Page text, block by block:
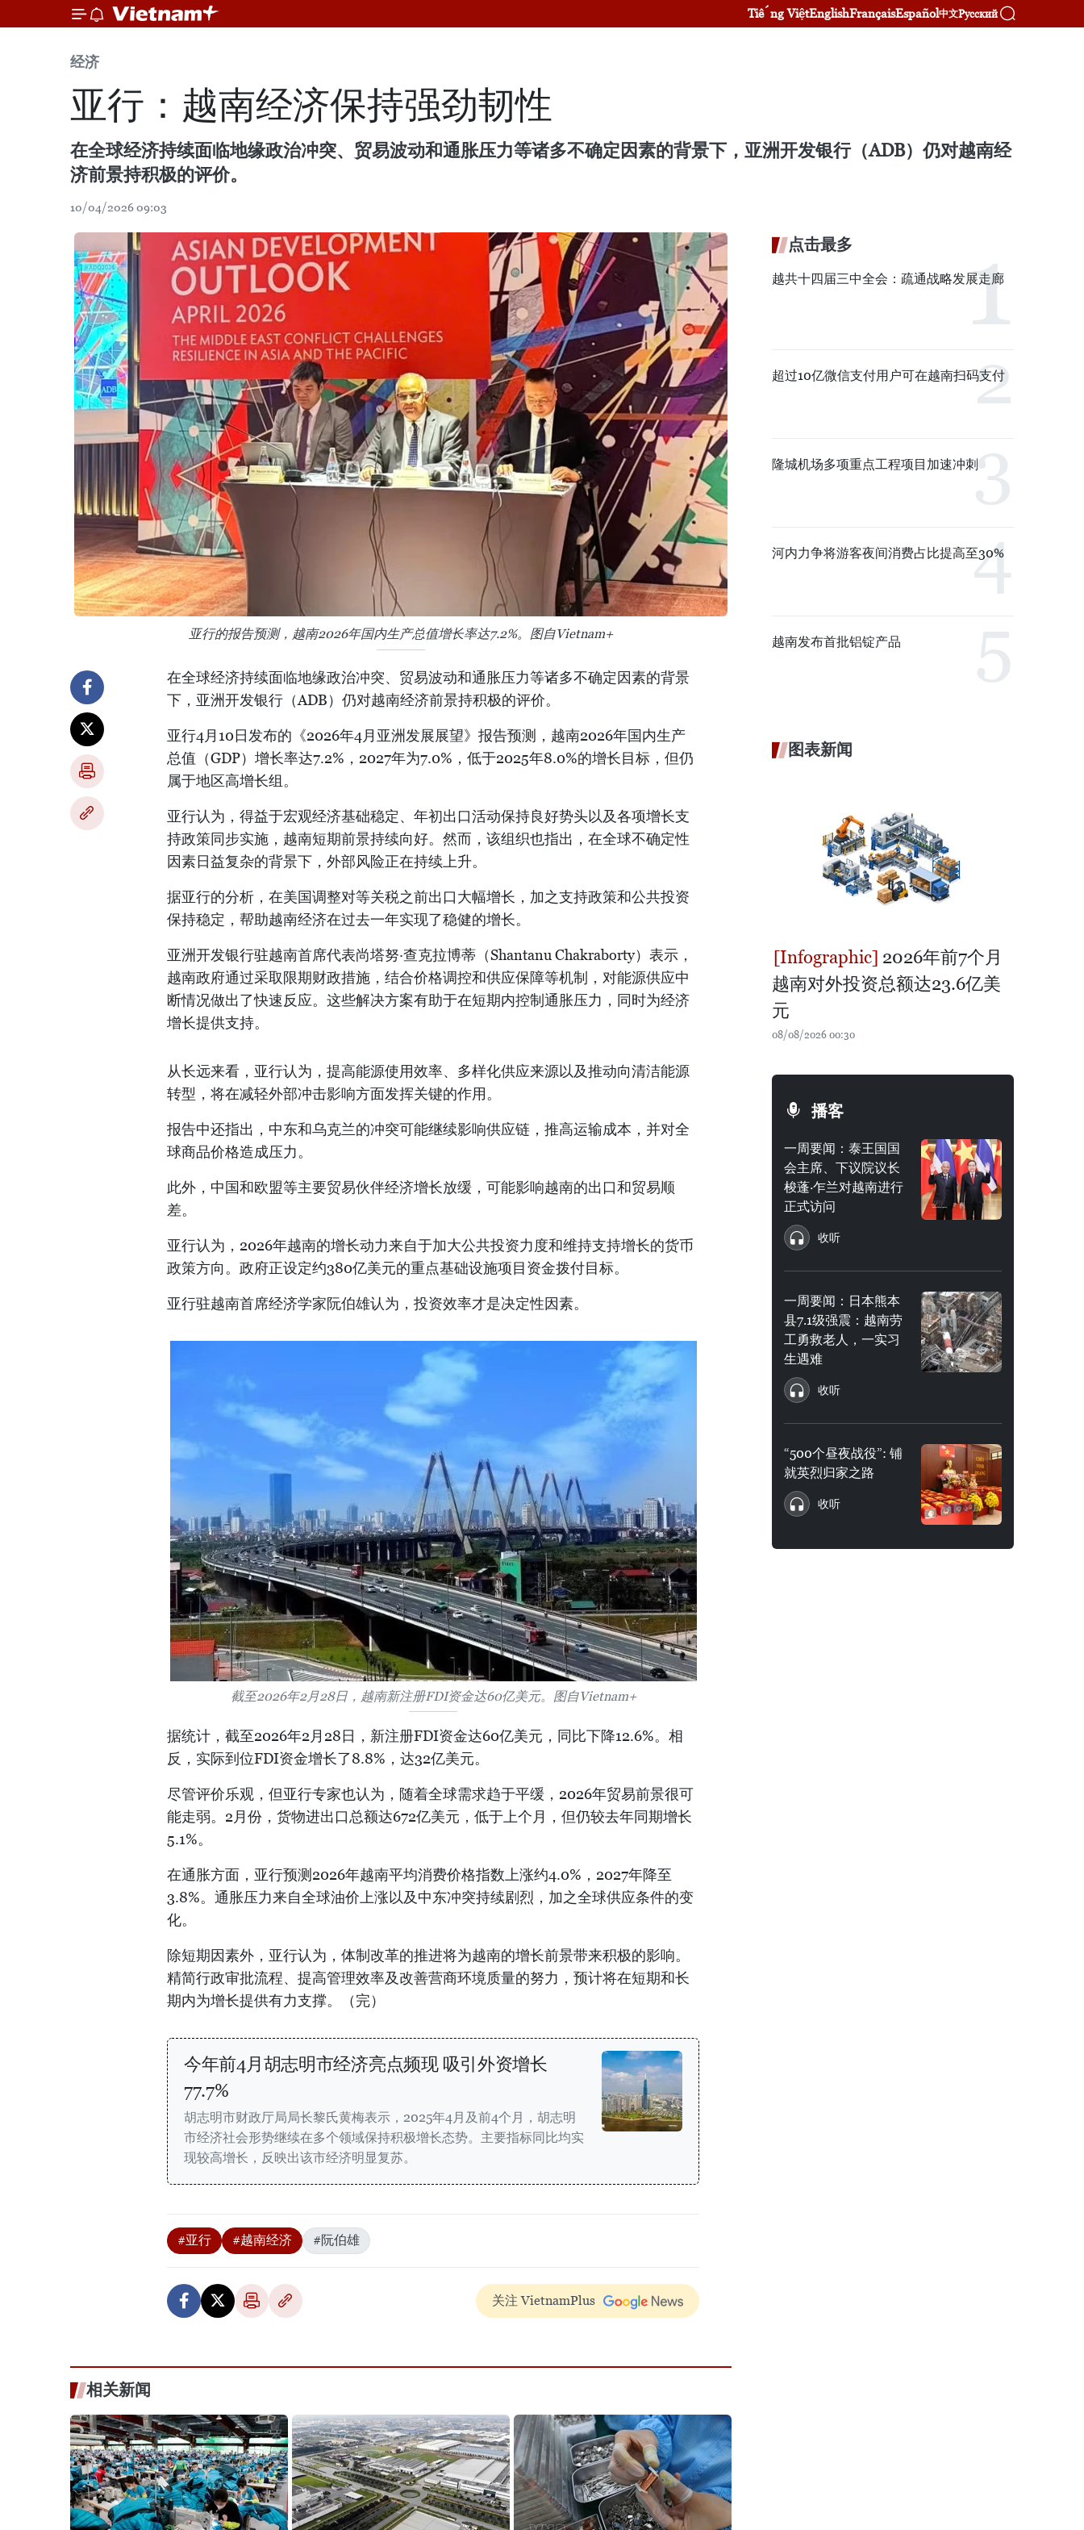
Tiếng ViệtEnglishFrançaisEspañol中文Русский
经济
亚行：越南经济保持强劲韧性
在全球经济持续面临地缘政治冲突、贸易波动和通胀压力等诸多不确定因素的背景下，亚洲开发银行（ADB）仍对越南经
济前景持积极的评价。
10/04/2026 09:03
亚行的报告预测，越南2026年国内生产总值增长率达7.2%。图自Vietnam+
在全球经济持续面临地缘政治冲突、贸易波动和通胀压力等诸多不确定因素的背景
下，亚洲开发银行（ADB）仍对越南经济前景持积极的评价。
亚行4月10日发布的《2026年4月亚洲发展展望》报告预测，越南2026年国内生产
总值（GDP）增长率达7.2%，2027年为7.0%，低于2025年8.0%的增长目标，但仍
属于地区高增长组。
亚行认为，得益于宏观经济基础稳定、年初出口活动保持良好势头以及各项增长支
持政策同步实施，越南短期前景持续向好。然而，该组织也指出，在全球不确定性
因素日益复杂的背景下，外部风险正在持续上升。
据亚行的分析，在美国调整对等关税之前出口大幅增长，加之支持政策和公共投资
保持稳定，帮助越南经济在过去一年实现了稳健的增长。
亚洲开发银行驻越南首席代表尚塔努·查克拉博蒂（Shantanu Chakraborty）表示，
越南政府通过采取限期财政措施，结合价格调控和供应保障等机制，对能源供应中
断情况做出了快速反应。这些解决方案有助于在短期内控制通胀压力，同时为经济
增长提供支持。
从长远来看，亚行认为，提高能源使用效率、多样化供应来源以及推动向清洁能源
转型，将在减轻外部冲击影响方面发挥关键的作用。
报告中还指出，中东和乌克兰的冲突可能继续影响供应链，推高运输成本，并对全
球商品价格造成压力。
此外，中国和欧盟等主要贸易伙伴经济增长放缓，可能影响越南的出口和贸易顺
差。
亚行认为，2026年越南的增长动力来自于加大公共投资力度和维持支持增长的货币
政策方向。政府正设定约380亿美元的重点基础设施项目资金拨付目标。
亚行驻越南首席经济学家阮伯雄认为，投资效率才是决定性因素。
截至2026年2月28日，越南新注册FDI资金达60亿美元。图自Vietnam+
据统计，截至2026年2月28日，新注册FDI资金达60亿美元，同比下降12.6%。相
反，实际到位FDI资金增长了8.8%，达32亿美元。
尽管评价乐观，但亚行专家也认为，随着全球需求趋于平缓，2026年贸易前景很可
能走弱。2月份，货物进出口总额达672亿美元，低于上个月，但仍较去年同期增长
5.1%。
在通胀方面，亚行预测2026年越南平均消费价格指数上涨约4.0%，2027年降至
3.8%。通胀压力来自全球油价上涨以及中东冲突持续剧烈，加之全球供应条件的变
化。
除短期因素外，亚行认为，体制改革的推进将为越南的增长前景带来积极的影响。
精简行政审批流程、提高管理效率及改善营商环境质量的努力，预计将在短期和长
期内为增长提供有力支撑。（完）
今年前4月胡志明市经济亮点频现 吸引外资增长
77.7%
胡志明市财政厅局局长黎氏黄梅表示，2025年4月及前4个月，胡志明
市经济社会形势继续在多个领域保持积极增长态势。主要指标同比均实
现较高增长，反映出该市经济明显复苏。
#亚行 #越南经济 #阮伯雄
关注 VietnamPlus
相关新闻
点击最多
越共十四届三中全会：疏通战略发展走廊
超过10亿微信支付用户可在越南扫码支付
隆城机场多项重点工程项目加速冲刺
河内力争将游客夜间消费占比提高至30%
越南发布首批铝锭产品
图表新闻
2026年前7个月
越南对外投资总额达23.6亿美
元
08/08/2026 00:30
播客
一周要闻：泰王国国
会主席、下议院议长
梭蓬·乍兰对越南进行
正式访问
收听
一周要闻：日本熊本
县7.1级强震：越南劳
工勇救老人，一实习
生遇难
收听
“500个昼夜战役”: 铺
就英烈归家之路
收听